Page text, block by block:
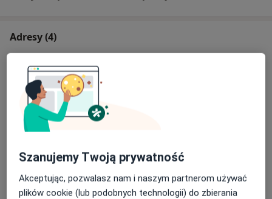
Adresy (4)
Adres 1 Adres 2
Samodzielny Publiczny Zakład Opieki
Zdrowotnej w Puławach
Powiększ mapęotwiera się w nowej karcie
Szanujemy Twoją prywatność
Akceptując, pozwalasz nam i naszym partnerom używać
plików cookie (lub podobnych technologii) do zbierania